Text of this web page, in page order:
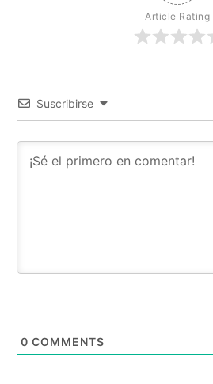
Article Rating
Suscribirse
0 COMMENTS